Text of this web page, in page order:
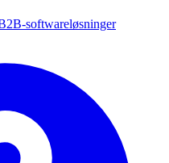
softwareløsninger